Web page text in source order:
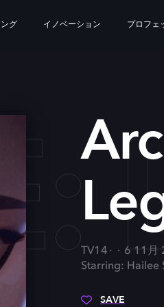
グ イノベーション プロフェ
TV14
6 11月
Starring: Hailee
SAVE